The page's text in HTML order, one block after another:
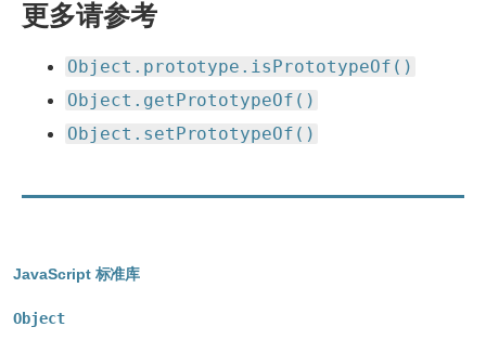
更多请参考
Object.prototype.isPrototypeOf()
Object.getPrototypeOf()
Object.setPrototypeOf()
Metadata
JavaScript 标准库
Object